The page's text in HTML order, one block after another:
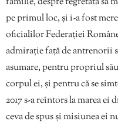
pe primul loc, și i-a fost
oficialilor Federației
admirație față de antrenorii
asumare, pentru propriul
corpul ei, și pentru că se
2017 s-a reîntors la marea ei
ceva de spus și misiunea ei